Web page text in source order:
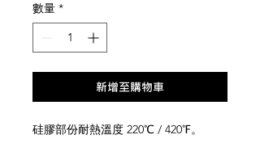
數量 *
新增至購物車
硅膠部份耐熱溫度 220℃ / 420℉。